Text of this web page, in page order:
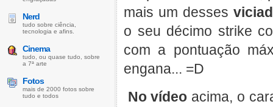
mais um desses
o seu décimo strike
com a pontuação
engana... =D
No vídeo acima, o
Nerd
tudo sobre ciência,
tecnologia e afins.
Cinema
tudo, ou quase tudo, sobre
a 7ª arte
Fotos
mais de 2000 fotos sobre
tudo e todos